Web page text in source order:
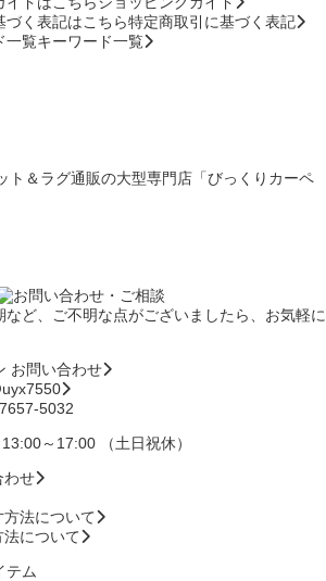
特定商取引に基づく表記
キーワード一覧
ト＆ラグ通販の大型専門店「びっくりカーペ
など、ご不明な点がございましたら、お気軽に
お問い合わせ
5032
～17:00 （土日祝休）
わせ
法について
について
テム